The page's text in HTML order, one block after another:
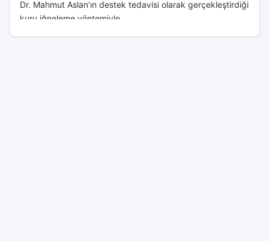
Dr. Mahmut Aslan’ın destek tedavisi olarak gerçekleştirdiği
kuru iğneleme yöntemiyle...